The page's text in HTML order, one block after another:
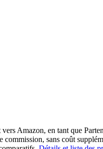
Amazon, en tant que
sans coût